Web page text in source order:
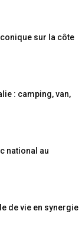
sur la côte
: camping, van,
national au
de vie en synergie